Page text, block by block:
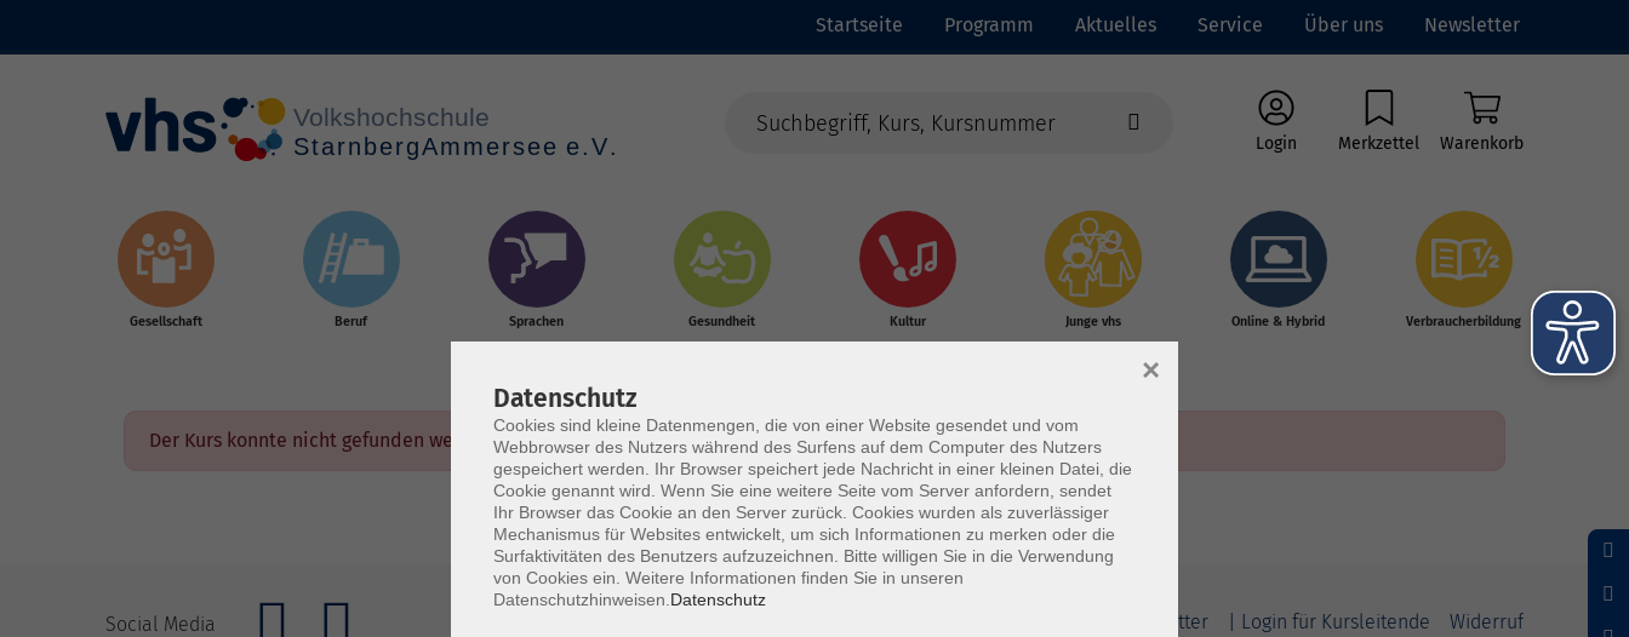
Startseite Programm Aktuelles Service Über uns Newsletter
Login Merkzettel Warenkorb
Gesellschaft Beruf Sprachen Gesundheit Kultur Junge vhs Online & Hybrid Verbraucherbildung
Der Kurs konnte nicht gefunden werden.
Social Media Newsletter | Login für Kursleitende Widerruf
Datenschutz
Cookies sind kleine Datenmengen, die von einer Website gesendet und vom
Webbrowser des Nutzers während des Surfens auf dem Computer des Nutzers
gespeichert werden. Ihr Browser speichert jede Nachricht in einer kleinen Datei, die
Cookie genannt wird. Wenn Sie eine weitere Seite vom Server anfordern, sendet
Ihr Browser das Cookie an den Server zurück. Cookies wurden als zuverlässiger
Mechanismus für Websites entwickelt, um sich Informationen zu merken oder die
Surfaktivitäten des Benutzers aufzuzeichnen. Bitte willigen Sie in die Verwendung
von Cookies ein. Weitere Informationen finden Sie in unseren
Datenschutzhinweisen. Datenschutz
×